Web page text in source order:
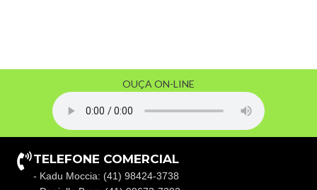
OUÇA ON-LINE
TELEFONE COMERCIAL
- Kadu Moccia: (41) 98424-3738